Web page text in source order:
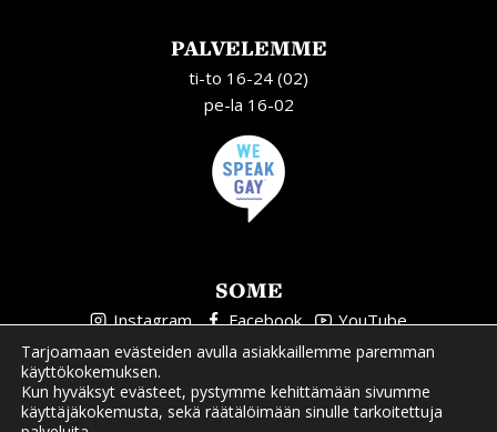
PALVELEMME
ti-to 16-24 (02)
pe-la 16-02
SOME
Instagram Facebook YouTube
Tarjoamaan evästeiden avulla asiakkaillemme paremman
käyttökokemuksen.
Kun hyväksyt evästeet, pystymme kehittämään sivumme
käyttäjäkokemusta, sekä räätälöimään sinulle tarkoitettuja